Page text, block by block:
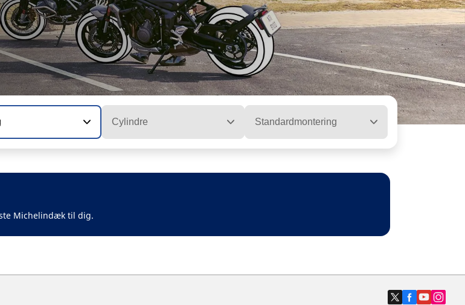
Cylindre Standardmontering
Michelindæk til dig.